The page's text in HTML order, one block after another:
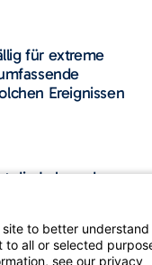
für extreme
Ereignissen
die Lebensdauer
und trägt
to better understand
to all or selected
see our privacy